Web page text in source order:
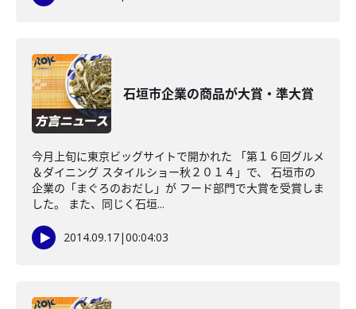
石垣市企業の商品が大賞・準大賞
今月上旬に東京ビッグサイトで開かれた 「第１６回グルメ
＆ダイニング スタイルショー秋２０１４」で、 石垣市の
企業の「まぐろのおだし」が フード部門で大賞を受賞しま
した。 また、同じく石垣...
2014.09.17|00:04:03